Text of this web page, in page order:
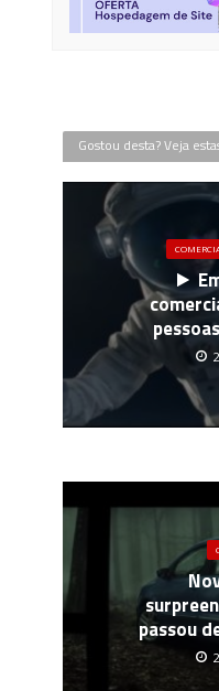
Gostou desta? Veja
passou